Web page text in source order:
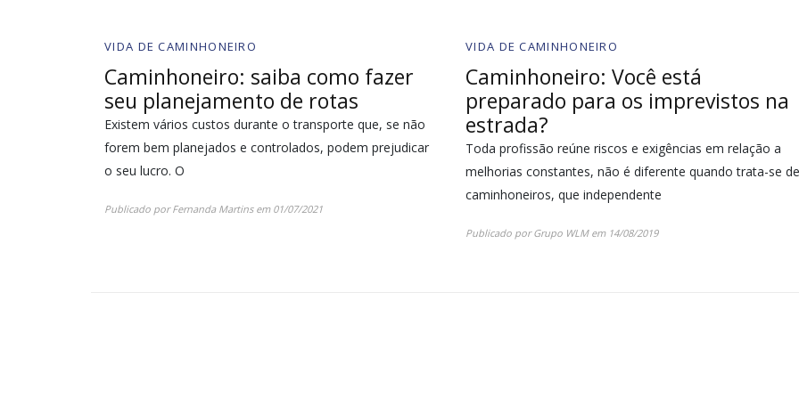
VIDA DE CAMINHONEIRO
Caminhoneiro: saiba como fazer
seu planejamento de rotas
Existem vários custos durante o transporte que, se não
forem bem planejados e controlados, podem prejudicar
o seu lucro. O
Publicado porFernanda Martinsem 01/07/2021
VIDA DE CAMINHONEIRO
Caminhoneiro: Você está
preparado para os imprevistos na
estrada?
Toda profissão reúne riscos e exigências em relação a
melhorias constantes, não é diferente quando trata-se de
caminhoneiros, que independente
Publicado porGrupo WLMem 14/08/2019